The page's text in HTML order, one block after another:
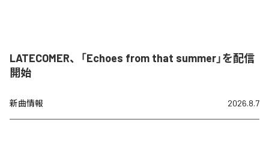
LATECOMER、「Echoes from that summer」を配信
開始
新曲情報 2026.8.7